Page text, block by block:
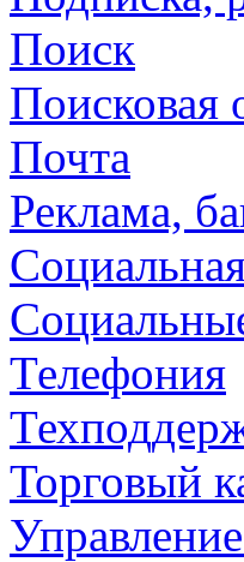
Поиск
Поисковая
Почта
Реклама,
Телефония
Торговый